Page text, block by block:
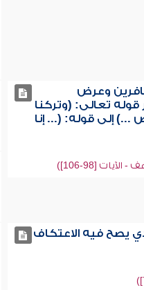
وعرض
تعالى: (وتركنا
إلى قوله: (... إنا
[98-106])
يصح فيه الاعتكاف